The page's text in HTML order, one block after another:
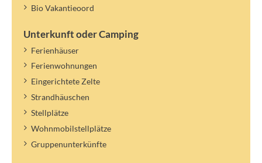
Bio Vakantieoord
Unterkunft oder Camping
Ferienhäuser
Ferienwohnungen
Eingerichtete Zelte
Strandhäuschen
Stellplätze
Wohnmobilstellplätze
Gruppenunterkünfte